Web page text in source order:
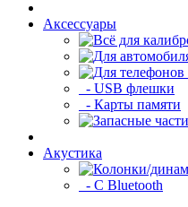
Аксессуары
- USB флешки
- Карты памяти
Акустика
- С Bluetooth